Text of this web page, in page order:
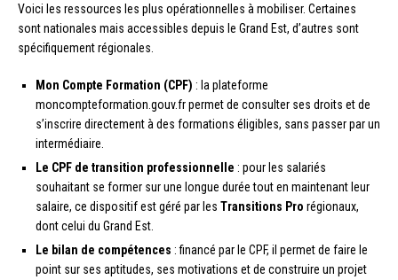
Voici les ressources les plus opérationnelles à mobiliser. Certaines
sont nationales mais accessibles depuis le Grand Est, d’autres sont
spécifiquement régionales.
Mon Compte Formation (CPF) : la plateforme
moncompteformation.gouv.fr permet de consulter ses droits et de
s’inscrire directement à des formations éligibles, sans passer par un
intermédiaire.
Le CPF de transition professionnelle : pour les salariés
souhaitant se former sur une longue durée tout en maintenant leur
salaire, ce dispositif est géré par les Transitions Pro régionaux,
dont celui du Grand Est.
Le bilan de compétences : financé par le CPF, il permet de faire le
point sur ses aptitudes, ses motivations et de construire un projet